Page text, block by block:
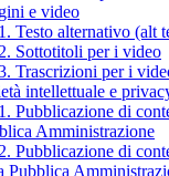
e video
Testo alternativo (alt
Sottotitoli per i video
Trascrizioni per i
intellettuale e
Pubblicazione di
Amministrazione
Pubblicazione di
Pubblica